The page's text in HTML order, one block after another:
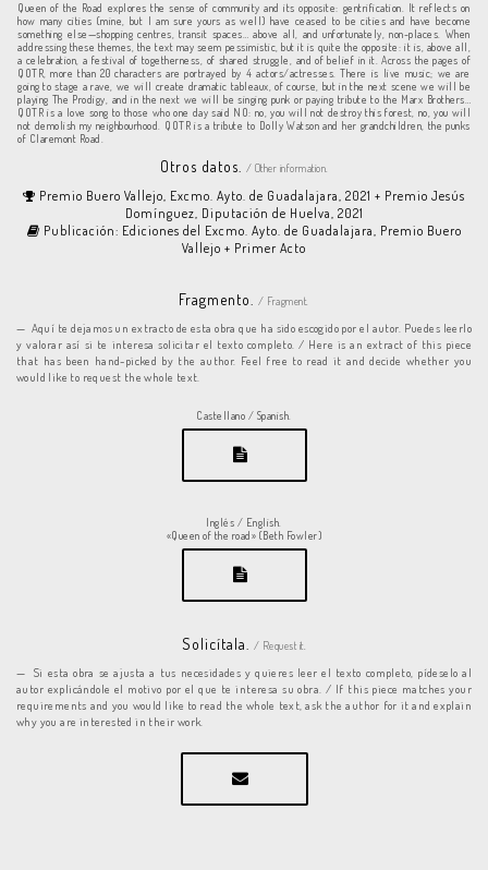
Queen of the Road explores the sense of community and its opposite: gentrification. It reflects on
how many cities (mine, but I am sure yours as well) have ceased to be cities and have become
something else—shopping centres, transit spaces… above all, and unfortunately, non-places. When
addressing these themes, the text may seem pessimistic, but it is quite the opposite: it is, above all,
a celebration, a festival of togetherness, of shared struggle, and of belief in it. Across the pages of
QOTR, more than 20 characters are portrayed by 4 actors/actresses. There is live music; we are
going to stage a rave, we will create dramatic tableaux, of course, but in the next scene we will be
playing The Prodigy, and in the next we will be singing punk or paying tribute to the Marx Brothers…
QOTR is a love song to those who one day said NO: no, you will not destroy this forest, no, you will
not demolish my neighbourhood. QOTR is a tribute to Dolly Watson and her grandchildren, the punks
of Claremont Road.
Otros datos. / Other information.
Premio Buero Vallejo, Excmo. Ayto. de Guadalajara, 2021 + Premio Jesús
Domínguez, Diputación de Huelva, 2021
Publicación: Ediciones del Excmo. Ayto. de Guadalajara, Premio Buero
Vallejo + Primer Acto
Fragmento./ Fragment.
Aquí te dejamos un extracto de esta obra que ha sido escogido por el autor. Puedes leerlo
y valorar así si te interesa solicitar el texto completo. / Here is an extract of this piece
that has been hand-picked by the author. Feel free to read it and decide whether you
would like to request the whole text.
Castellano / Spanish.
Inglés / English.
«Queen of the road» (Beth Fowler)
Solicítala. / Request it.
Si esta obra se ajusta a tus necesidades y quieres leer el texto completo, pídeselo al
autor explicándole el motivo por el que te interesa su obra. / If this piece matches your
requirements and you would like to read the whole text, ask the author for it and explain
why you are interested in their work.